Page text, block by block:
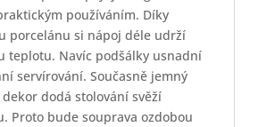
používáním. Díky
porcelánu si nápoj déle udrží
teplotu. Navíc podšálky usnadní
servírování. Současně jemný
dodá stolování svěží
Proto bude souprava ozdobou